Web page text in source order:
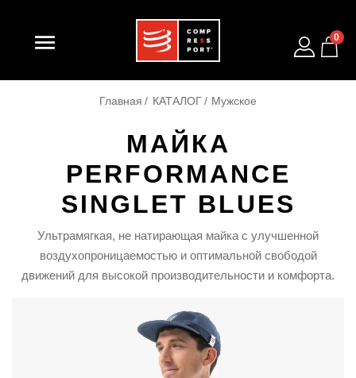
 0
Главная КАТАЛОГ Мужское
МАЙКА
PERFORMANCE
SINGLET BLUES
Ультрамягкая, не натирающая майка с улучшенной
воздухопроницаемостью и оптимальной свободой
движений для высокой производительности и комфорта.